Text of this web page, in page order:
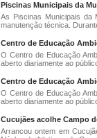
Piscinas Municipais da
As Piscinas Municipais da
manutenção técnica.
Centro de Educação
O Centro de Educação
aberto diariamente ao
Centro de Educação
O Centro de Educação
aberto diariamente ao
Cucujães acolhe Campo
Arrancou ontem em